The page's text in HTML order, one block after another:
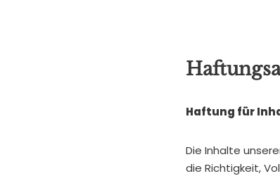
Haftung für
Die Inhalte
die Richtigkeit,